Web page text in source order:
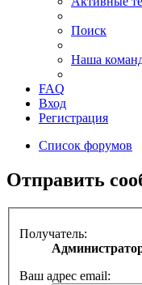
Поиск
Наша
FAQ
Вход
Регистрация
Список форумов
Отправить
Получатель:
Ваш адрес email: